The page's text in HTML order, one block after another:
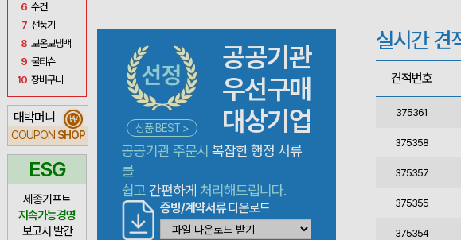
6 수건
7 선풍기
8 보온보냉백
9 물티슈
10 장바구니
대박머니
COUPON SHOP
₩
ESG
세종기프트
지속가능경영
보고서 발간
상품 BEST >
공공기관
우선구매
대상기업
공공기관 주문시 복잡한 행정 서류
를
쉽고간편하게처리해드립니다.
증빙/계약서류다운로드
실시간 견
견적번호
375363
375362
375361
375358
375357
375355
375354